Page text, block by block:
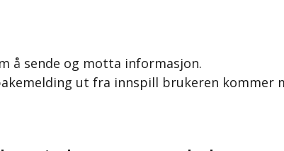
å sende og motta informasjon.
ut fra innspill brukeren kommer